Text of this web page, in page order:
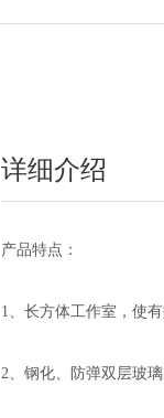
详细介绍
产品特点：
1、长方体工作室，使
2、钢化、防弹双层玻